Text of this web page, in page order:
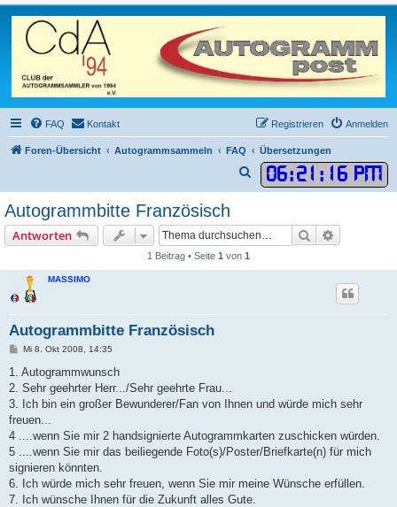
FAQ Kontakt Anmelden
Registrieren
Foren-Übersicht Autogrammsammeln FAQ Übersetzungen
06:21 : 16 PM
u
h
Autogrammbitte Französisch
Antworten Suche
1 Beitrag • Seite 1 von 1
MASSIMO
Autogrammbitte Französisch
B
a
Mi 8. Okt 2008, 14:35
1. Autogrammwunsch
2. Sehr geehrter Herr.../Sehr geehrte Frau...
3. Ich bin ein großer Bewunderer/Fan von Ihnen und würde mich sehr
freuen...
4 ....wenn Sie mir 2 handsignierte Autogrammkarten zuschicken würden.
5 ....wenn Sie mir das beiliegende Foto(s)/Poster/Briefkarte(n) für mich
signieren könnten.
6. Ich würde mich sehr freuen, wenn Sie mir meine Wünsche erfüllen.
7. Ich wünsche Ihnen für die Zukunft alles Gute.